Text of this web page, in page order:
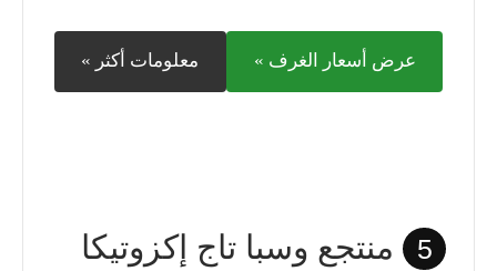
عرض أسعار الغرف » معلومات أكثر »
5
منتجع وسبا تاج إكزوتيكا